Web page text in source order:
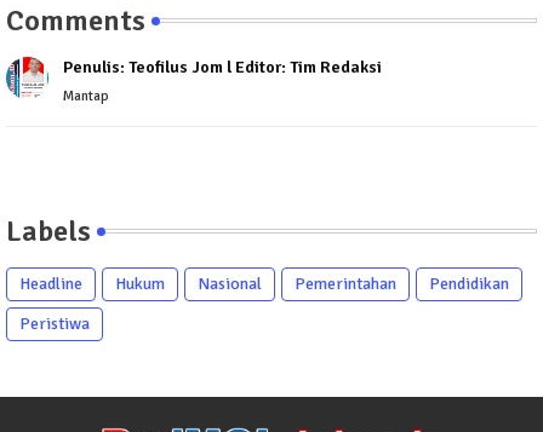
Comments
Penulis: Teofilus Jom l Editor: Tim Redaksi
Mantap
Labels
Headline Hukum Nasional Pemerintahan
Pendidikan
Peristiwa